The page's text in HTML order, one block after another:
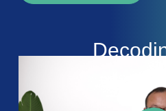
COVID-19